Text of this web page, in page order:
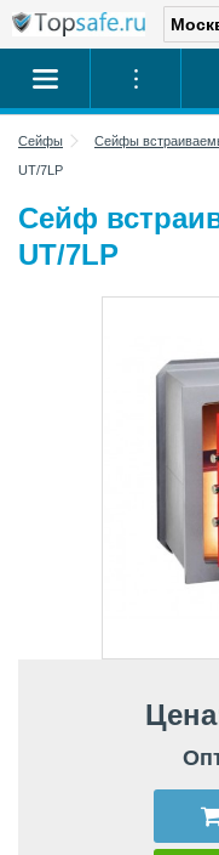
Сейфы Сейфы
UT/7LP
Сейф
UT/7LP